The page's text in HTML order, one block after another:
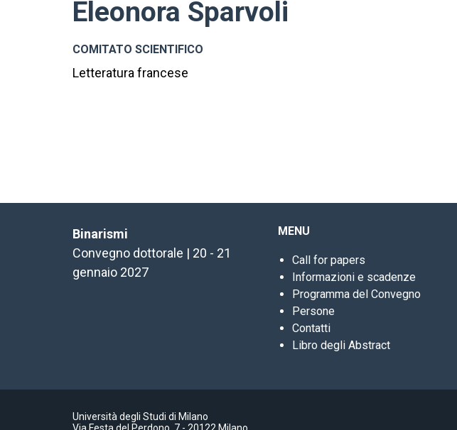
Eleonora Sparvoli
COMITATO SCIENTIFICO
Letteratura francese
Binarismi
Convegno dottorale | 20 - 21
gennaio 2027
MENU
Call for papers
Informazioni e scadenze
Programma del Convegno
Persone
Contatti
Libro degli Abstract
Università degli Studi di Milano